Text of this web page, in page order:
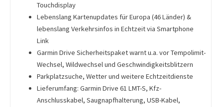
Touchdisplay
Lebenslang Kartenupdates für Europa (46 Länder) &
lebenslang Verkehrsinfos in Echtzeit via Smartphone
Link
Garmin Drive Sicherheitspaket warnt u.a. vor Tempolimit-
Wechsel, Wildwechsel und Geschwindigkeitsblitzern
Parkplatzsuche, Wetter und weitere Echtzeitdienste
Lieferumfang: Garmin Drive 61 LMT-S, Kfz-
Anschlusskabel, Saugnapfhalterung, USB-Kabel,